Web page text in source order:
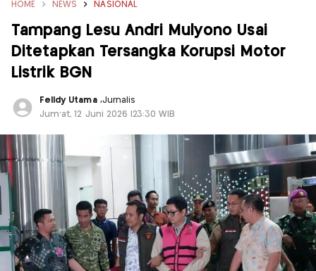
HOME NEWS NASIONAL
Tampang Lesu Andri Mulyono Usai
Ditetapkan Tersangka Korupsi Motor
Listrik BGN
Felldy Utama ,Jurnalis
Jum'at, 12 Juni 2026 |23:30 WIB